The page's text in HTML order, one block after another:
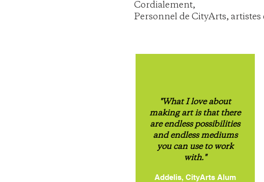
Cordialement,
Personnel de CityArts,
"What I love about
making art is that there
are endless possibilities
and endless mediums
you can use to work
with."
Addelis, CityArts Alum